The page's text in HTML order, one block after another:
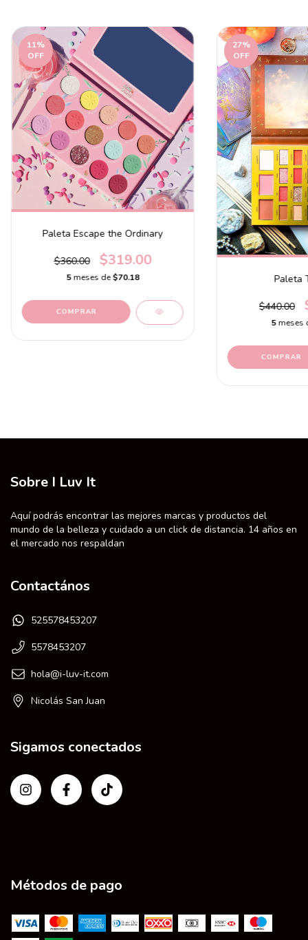
11%
OFF
Paleta Escape the Ordinary
$360.00 $319.00
5 meses de$70.18
27%
OFF
Paleta
$440.00
5meses
Sobre I Luv It
Aquí podrás encontrar las mejores marcas y productos del
mundo de la belleza y cuidado a un click de distancia. 14 años en
el mercado nos respaldan
Contactános
525578453207
5578453207
hola@i-luv-it.com
Nicolás San Juan
Sigamos conectados
Métodos de pago